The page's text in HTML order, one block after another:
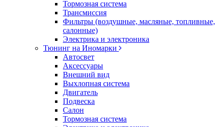
Тормозная система
Трансмиссия
Фильтры (воздушные, масляные, топливные,
салонные)
Электрика и электроника
Тюнинг на Иномарки
Автосвет
Аксессуары
Внешний вид
Выхлопная система
Двигатель
Подвеска
Салон
Тормозная система